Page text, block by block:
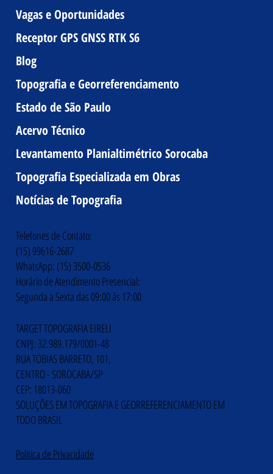
Vagas e Oportunidades
Receptor GPS GNSS RTK S6
Blog
Topografia e Georreferenciamento
Estado de São Paulo
Acervo Técnico
Levantamento Planialtimétrico Sorocaba
Topografia Especializada em Obras
Notícias de Topografia
Telefones de Contato:
(15) 99616-2687
WhatsApp: (15) 3500-0536
Horário de Atendimento Presencial:
Segunda a Sexta das 09:00 ás 17:00
TARGET TOPOGRAFIA EIRELI
CNPJ: 32.989.179/0001-48
RUA TOBIAS BARRETO, 101,
CENTRO - SOROCABA/SP
CEP: 18013-060
SOLUÇÕES EM TOPOGRAFIA E GEORREFERENCIAMENTO EM
TODO BRASIL
Politica de Privacidade